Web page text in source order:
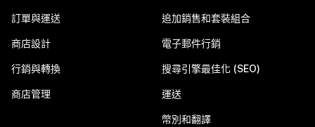
訂單與運送
商店設計
行銷與轉換
商店管理
追加銷售和套裝組合
電子郵件行銷
搜尋引擎最佳化 (SEO)
運送
幣別和翻譯